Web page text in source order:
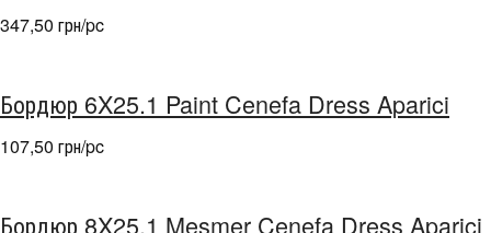
347,50 грн/pc
Бордюр 6X25.1 Paint Cenefa Dress Aparici
107,50 грн/pc
Бордюр 8X25.1 Mesmer Cenefa Dress Aparici